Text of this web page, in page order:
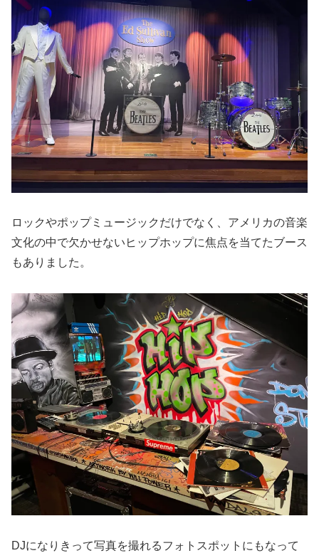
ロックやポップミュージックだけでなく、アメリカの音楽
文化の中で欠かせないヒップホップに焦点を当てたブース
もありました。
DJになりきって写真を撮れるフォトスポットにもなって